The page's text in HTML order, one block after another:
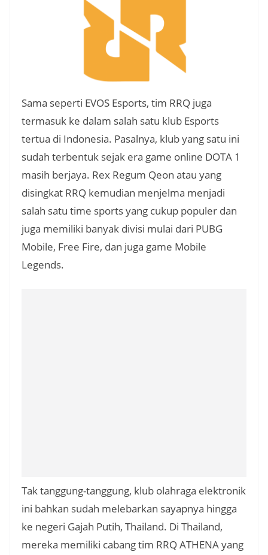
Sama seperti EVOS Esports, tim RRQ juga
termasuk ke dalam salah satu klub Esports
tertua di Indonesia. Pasalnya, klub yang satu ini
sudah terbentuk sejak era game online DOTA 1
masih berjaya. Rex Regum Qeon atau yang
disingkat RRQ kemudian menjelma menjadi
salah satu time sports yang cukup populer dan
juga memiliki banyak divisi mulai dari PUBG
Mobile, Free Fire, dan juga game Mobile
Legends.
Tak tanggung-tanggung, klub olahraga elektronik
ini bahkan sudah melebarkan sayapnya hingga
ke negeri Gajah Putih, Thailand. Di Thailand,
mereka memiliki cabang tim RRQ ATHENA yang